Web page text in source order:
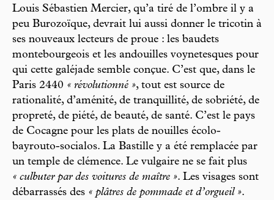
Louis Sébastien Mercier, qu’a tiré de l’ombre il y a
peu Burozoïque, devrait lui aussi donner le tricotin à
ses nouveaux lecteurs de proue : les baudets
montebourgeois et les andouilles voynetesques pour
qui cette galéjade semble conçue. C’est que, dans le
Paris 2440 « révolutionné », tout est source de
rationalité, d’aménité, de tranquillité, de sobriété, de
propreté, de piété, de beauté, de santé. C’est le pays
de Cocagne pour les plats de nouilles écolo-
bayrouto-socialos. La Bastille y a été remplacée par
un temple de clémence. Le vulgaire ne se fait plus
« culbuter par des voitures de maître ». Les visages sont
débarrassés des « plâtres de pommade et d’orgueil ».